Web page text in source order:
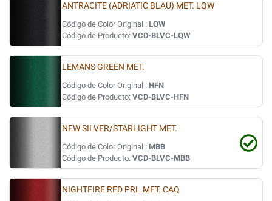
ANTRACITE (ADRIATIC BLAU) MET. LQW
Código de Color Original : LQW
Código de Producto: VCD-BLVC-LQW
LEMANS GREEN MET.
Código de Color Original : HFN
Código de Producto: VCD-BLVC-HFN
NEW SILVER/STARLIGHT MET.
Código de Color Original : MBB
Código de Producto: VCD-BLVC-MBB
NIGHTFIRE RED PRL.MET. CAQ